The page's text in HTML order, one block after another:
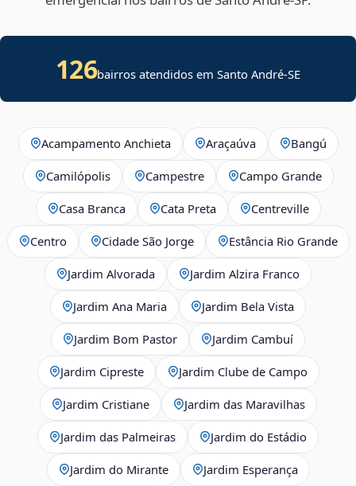
126bairros atendidos emSanto André-SE
Acampamento Anchieta Araçaúva Bangú
Camilópolis Campestre Campo Grande
Casa Branca Cata Preta Centreville
Centro Cidade São Jorge Estância Rio Grande
Jardim Alvorada Jardim Alzira Franco
Jardim Ana Maria Jardim Bela Vista
Jardim Bom Pastor Jardim Cambuí
Jardim Cipreste Jardim Clube de Campo
Jardim Cristiane Jardim das Maravilhas
Jardim das Palmeiras Jardim do Estádio
Jardim do Mirante Jardim Esperança